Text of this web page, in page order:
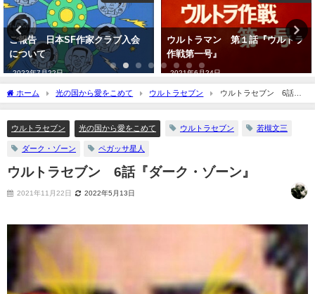
ウルトラマン 第１話『ウルトラ
作戦第一号』
2021年6月24日
新作小説『折口裕一郎教授の怪異
譚 葛城山 紀伊』8/1発売開始
2022年7月28日
ホーム 光の国から愛をこめて ウルトラセブン
ウルトラセブン 6話
『ダーク・ゾーン』
ウルトラセブン 光の国から愛をこめて ウルトラセブン 若槻文三
ダーク・ゾーン ペガッサ星人
ウルトラセブン 6話『ダーク・ゾーン』
2021年11月22日 2022年5月13日